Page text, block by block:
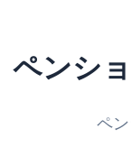
ペンシ
ペ